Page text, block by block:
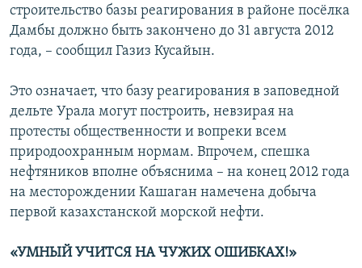
строительство базы реагирования в районе посёлка
Дамбы должно быть закончено до 31 августа 2012
года, – сообщил Газиз Кусайын.
Это означает, что базу реагирования в заповедной
дельте Урала могут построить, невзирая на
протесты общественности и вопреки всем
природоохранным нормам. Впрочем, спешка
нефтяников вполне объяснима – на конец 2012 года
на месторождении Кашаган намечена добыча
первой казахстанской морской нефти.
«УМНЫЙ УЧИТСЯ НА ЧУЖИХ ОШИБКАХ!»